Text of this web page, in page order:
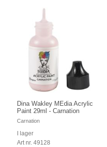
Dina Wakley MEdia Acrylic
Paint 29ml - Carnation
Carnation
I lager
Art nr. 49128